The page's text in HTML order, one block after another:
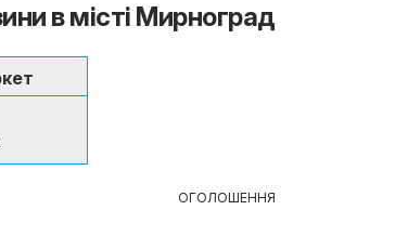
в місті Мирноград
ОГОЛОШЕННЯ